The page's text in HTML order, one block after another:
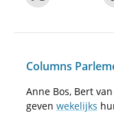
Columns
Anne Bos, Bert
geven wekelijks